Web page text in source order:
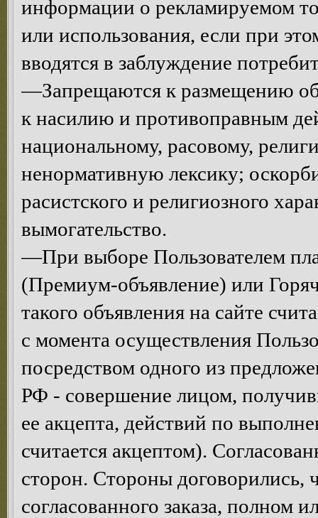
информации о рекламируемом
или использования, если при
вводятся в заблуждение
—Запрещаются к размещению
к насилию и противоправным
национальному, расовому,
ненормативную лексику;
расистского и религиозного
вымогательство.
—При выборе Пользователем
(Премиум-объявление) или
такого объявления на сайте
с момента осуществления
посредством одного из
РФ - совершение лицом,
ее акцепта, действий по
считается акцептом).
сторон. Стороны договорились,
согласованного заказа, полном